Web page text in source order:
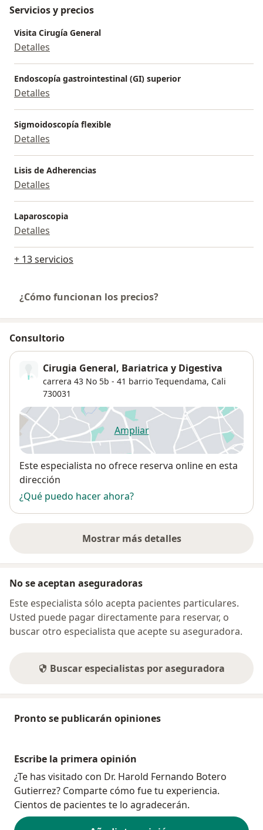
Servicios y precios
Visita Cirugía General
Detalles
Endoscopía gastrointestinal (GI) superior
Detalles
Sigmoidoscopía flexible
Detalles
Lisis de Adherencias
Detalles
Laparoscopia
Detalles
+ 13 servicios
¿Cómo funcionan los precios?
Consultorio
Cirugia General, Bariatrica y Digestiva
carrera 43 No 5b - 41 barrio Tequendama, Cali
730031
Ampliarse abre en una nueva
Disponibilidad
Este especialista no ofrece reserva online en esta
dirección
¿Qué puedo hacer ahora?
Mostrar más detalles
sobre la dirección
No se aceptan aseguradoras
Este especialista sólo acepta pacientes particulares.
Usted puede pagar directamente para reservar, o
buscar otro especialista que acepte su aseguradora.
Buscar especialistas por aseguradora
Pronto se publicarán opiniones
Escribe la primera opinión
¿Te has visitado con Dr. Harold Fernando Botero
Gutierrez? Comparte cómo fue tu experiencia.
Cientos de pacientes te lo agradecerán.